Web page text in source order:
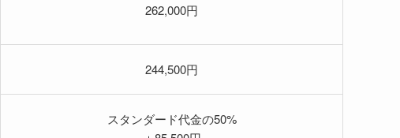
262,000円
244,500円
スタンダード代金の50%